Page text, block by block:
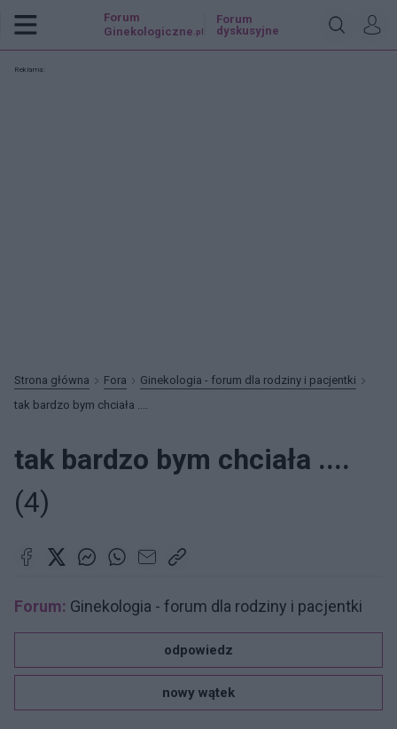
Forum
Ginekologiczne .pl
Forum
dyskusyjne
Reklama:
Strona główna Fora
Ginekologia - forum dla rodziny i pacjentki
tak bardzo bym chciała ....
tak bardzo bym chciała ....
(4)
Forum: Ginekologia - forum dla rodziny i pacjentki
odpowiedz
nowy wątek